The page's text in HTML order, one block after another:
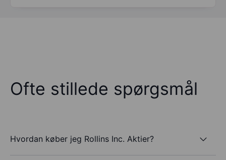
Ofte stillede spørgsmål
Hvordan køber jeg Rollins Inc. Aktier?